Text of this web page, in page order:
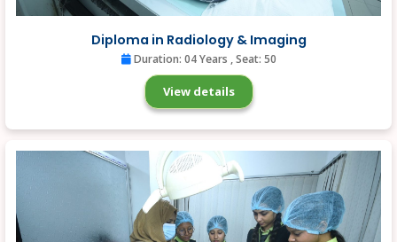
Diploma in Radiology & Imaging
Duration: 04 Years , Seat: 50
View details